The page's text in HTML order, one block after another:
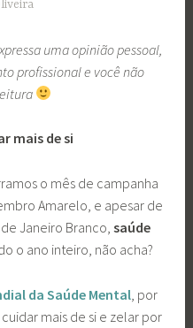
uma opinião pessoal,
profissional e você não
mais de si
o mês de campanha
Amarelo, e apesar de
de Janeiro Branco,saúde
o ano inteiro, não acha?
da Saúde Mental , por
mais de si e zelar por